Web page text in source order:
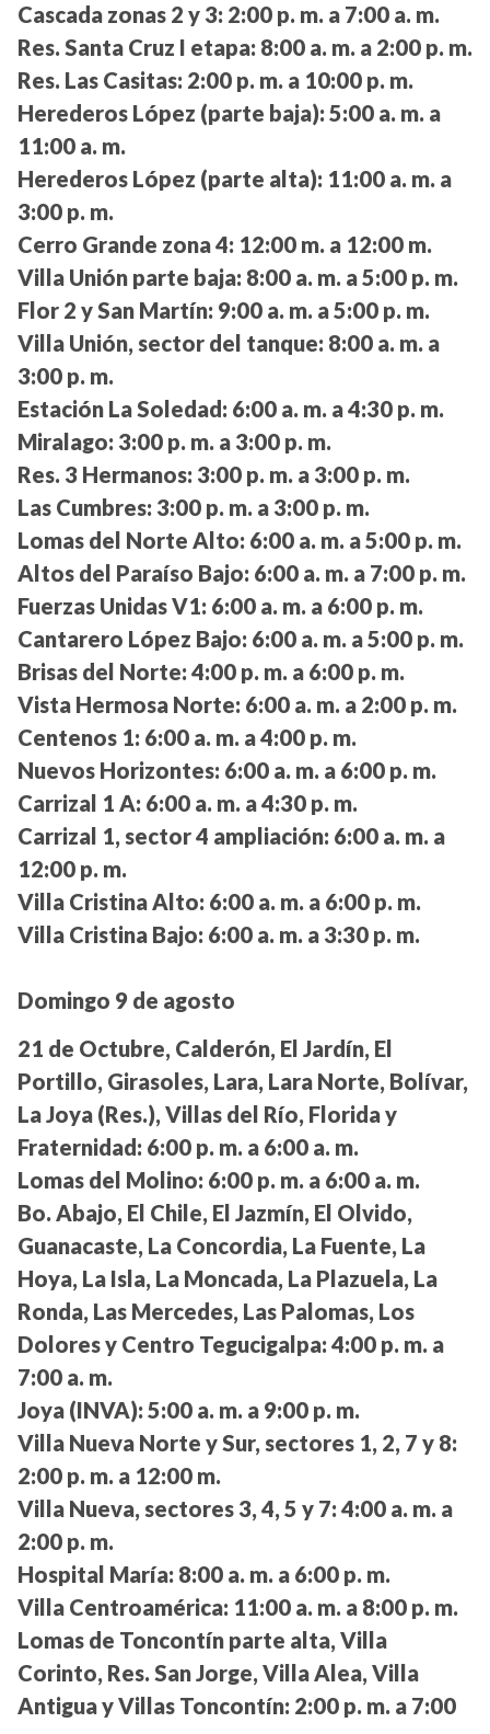
Cascada zonas 2 y 3: 2:00 p. m. a 7:00 a. m.
Res. Santa Cruz I etapa: 8:00 a. m. a 2:00 p. m.
Res. Las Casitas: 2:00 p. m. a 10:00 p. m.
Herederos López (parte baja): 5:00 a. m. a
11:00 a. m.
Herederos López (parte alta): 11:00 a. m. a
3:00 p. m.
Cerro Grande zona 4: 12:00 m. a 12:00 m.
Villa Unión parte baja: 8:00 a. m. a 5:00 p. m.
Flor 2 y San Martín: 9:00 a. m. a 5:00 p. m.
Villa Unión, sector del tanque: 8:00 a. m. a
3:00 p. m.
Estación La Soledad: 6:00 a. m. a 4:30 p. m.
Miralago: 3:00 p. m. a 3:00 p. m.
Res. 3 Hermanos: 3:00 p. m. a 3:00 p. m.
Las Cumbres: 3:00 p. m. a 3:00 p. m.
Lomas del Norte Alto: 6:00 a. m. a 5:00 p. m.
Altos del Paraíso Bajo: 6:00 a. m. a 7:00 p. m.
Fuerzas Unidas V1: 6:00 a. m. a 6:00 p. m.
Cantarero López Bajo: 6:00 a. m. a 5:00 p. m.
Brisas del Norte: 4:00 p. m. a 6:00 p. m.
Vista Hermosa Norte: 6:00 a. m. a 2:00 p. m.
Centenos 1: 6:00 a. m. a 4:00 p. m.
Nuevos Horizontes: 6:00 a. m. a 6:00 p. m.
Carrizal 1 A: 6:00 a. m. a 4:30 p. m.
Carrizal 1, sector 4 ampliación: 6:00 a. m. a
12:00 p. m.
Villa Cristina Alto: 6:00 a. m. a 6:00 p. m.
Villa Cristina Bajo: 6:00 a. m. a 3:30 p. m.
Domingo 9 de agosto
21 de Octubre, Calderón, El Jardín, El
Portillo, Girasoles, Lara, Lara Norte, Bolívar,
La Joya (Res.), Villas del Río, Florida y
Fraternidad: 6:00 p. m. a 6:00 a. m.
Lomas del Molino: 6:00 p. m. a 6:00 a. m.
Bo. Abajo, El Chile, El Jazmín, El Olvido,
Guanacaste, La Concordia, La Fuente, La
Hoya, La Isla, La Moncada, La Plazuela, La
Ronda, Las Mercedes, Las Palomas, Los
Dolores y Centro Tegucigalpa: 4:00 p. m. a
7:00 a. m.
Joya (INVA): 5:00 a. m. a 9:00 p. m.
Villa Nueva Norte y Sur, sectores 1, 2, 7 y 8:
2:00 p. m. a 12:00 m.
Villa Nueva, sectores 3, 4, 5 y 7: 4:00 a. m. a
2:00 p. m.
Hospital María: 8:00 a. m. a 6:00 p. m.
Villa Centroamérica: 11:00 a. m. a 8:00 p. m.
Lomas de Toncontín parte alta, Villa
Corinto, Res. San Jorge, Villa Alea, Villa
Antigua y Villas Toncontín: 2:00 p. m. a 7:00